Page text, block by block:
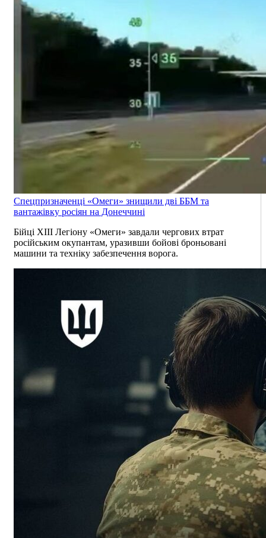
Спецпризначенці «Омеги» знищили дві ББМ та
вантажівку росіян на Донеччині
Бійці ХІІІ Легіону «Омеги» завдали чергових втрат
російським окупантам, уразивши бойові броньовані
машини та техніку забезпечення ворога.